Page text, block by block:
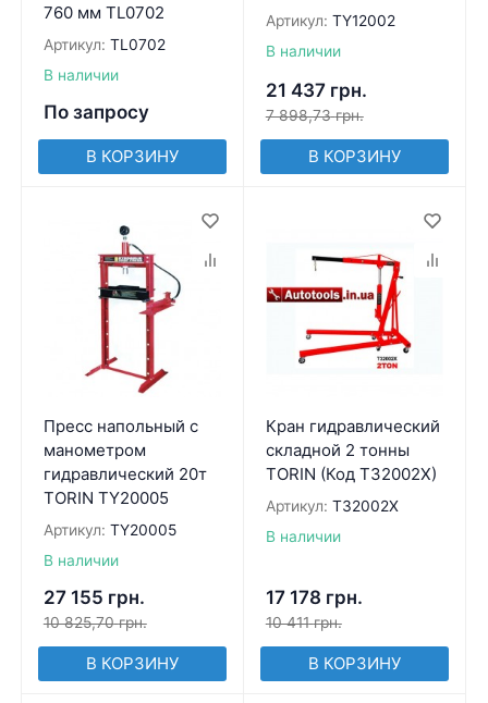
760 мм TL0702
Артикул: TL0702
В наличии
По запросу
В КОРЗИНУ
Артикул: TY12002
В наличии
21 437 грн.
7 898,73 грн.
В КОРЗИНУ
Пресс напольный с
манометром
гидравлический 20т
TORIN TY20005
Артикул: TY20005
В наличии
27 155 грн.
10 825,70 грн.
В КОРЗИНУ
Кран гидравлический
складной 2 тонны
TORIN (Код T32002X)
Артикул: T32002X
В наличии
17 178 грн.
10 411 грн.
В КОРЗИНУ